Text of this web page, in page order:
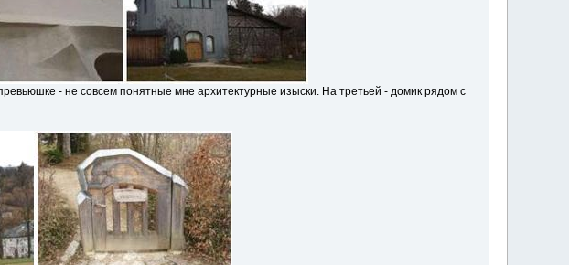
- не совсем понятные мне архитектурные изыски. На третьей - домик рядом с